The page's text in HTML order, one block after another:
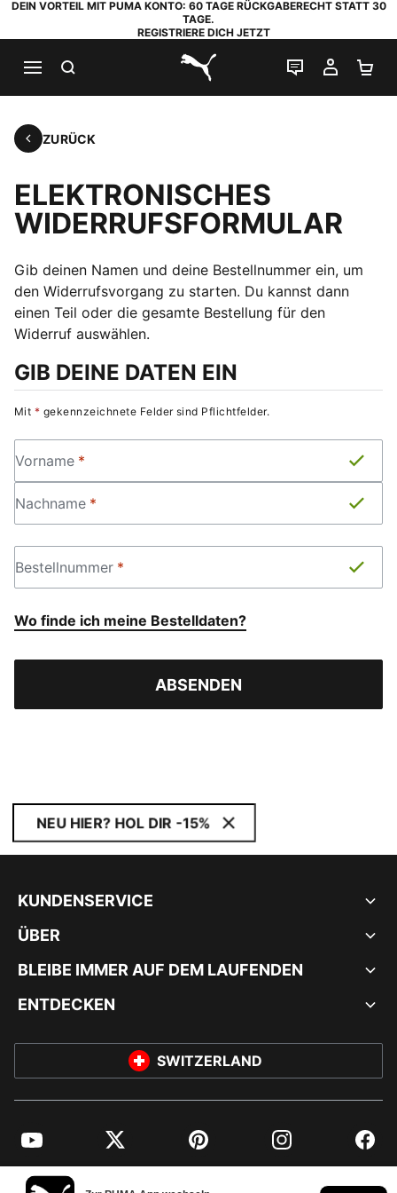
DEIN VORTEIL MIT PUMA KONTO: 60 TAGE RÜCKGABERECHT STATT 30
TAGE.
REGISTRIERE DICH JETZT
PUMA.com
LIVE-CHAT
MEIN
ZurückZURÜCK
ELEKTRONISCHES
WIDERRUFSFORMULAR
Gib deinen Namen und deine Bestellnummer ein, um
den Widerrufsvorgang zu starten. Du kannst dann
einen Teil oder die gesamte Bestellung für den
Widerruf auswählen.
GIB DEINE DATEN EIN
Mit * gekennzeichnete Felder sind Pflichtfelder.
VORNAME
Vorname *
NACHNAME
Nachname *
BESTELLNUMMER
Bestellnummer *
Wo finde ich meine Bestelldaten?
ABSENDEN
NEU HIER? HOL DIR -15%
KUNDENSERVICE
ÜBER
BLEIBE IMMER AUF DEM LAUFENDEN
ENTDECKEN
SWITZERLAND
YouTube Twitter Pinterest Instagram
© PUMA EUROPE GMBH, 2026. ALLE RECHTE VORBEHALTEN